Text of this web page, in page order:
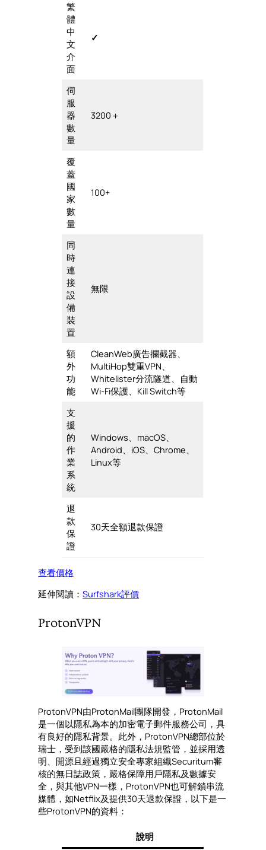
繁
體
中
文
介
面
✓
伺
服
器
數
量
3200＋
覆
蓋
國
家
數
量
100+
同
時
連
接
設
備
裝
置
無限
額
外
功
能
CleanWeb廣告攔截器、
MultiHop雙重VPN、
Whitelister分流隧道、自動
Wi-Fi保護、Kill Switch等
支
援
的
作
業
系
統
Windows、macOS、
Android、iOS、Chrome、
Linux等
退
款
保
證
30天全額退款保證
查看價格
延伸閱讀：Surfshark評價
ProtonVPN
ProtonVPN由ProtonMail團隊開發，ProtonMail
是一個以隱私為本的加密電子郵件服務公司，具
有良好的隱私背景。此外，ProtonVPN總部位於
瑞士，受到該國嚴格的隱私法規監管，並採用透
明、開源且經過獨立安全專家組織Securitum審
核的無日誌政策，嚴格保障用戶隱私及數據安
全，與其他VPN一樣，ProtonVPN也可解鎖串流
媒體，如Netflix及提供30天退款保證，以下是一
些ProtonVPN的資料：
說明